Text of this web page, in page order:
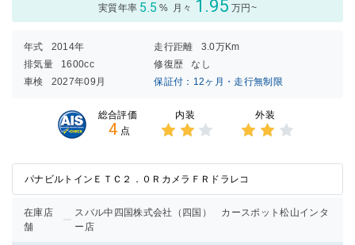
実質年率 5.5 % 月々 1.95 万円~
年式 2014年 走行距離
3.0万Km
排気量
1600cc 修復歴
なし
車検
2027年09月 保証付：12ヶ月・走行無制限
総合評価
4 点
内装
2点の
評価
外装
2点の
パナビルトインＥＴＣ２．０ＲカメラＦＲドラレコ
在庫店
舗
スバル中四国株式会社（四国） カースポット松山インタ
ー店